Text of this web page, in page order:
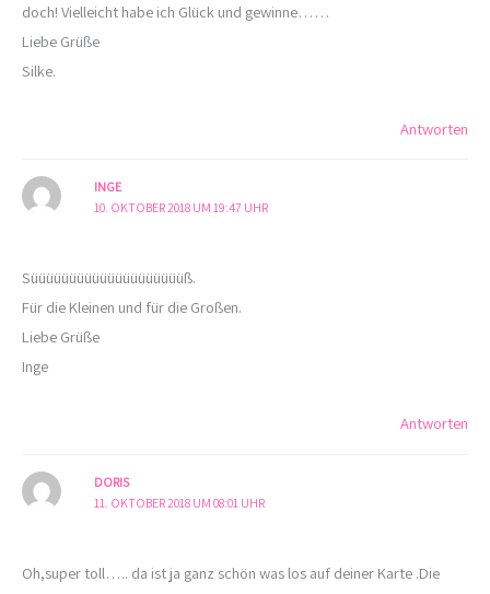
doch! Vielleicht habe ich Glück und gewinne……
Liebe Grüße
Silke.
Antworten
INGE
10. OKTOBER 2018 UM 19:47 UHR
Süüüüüüüüüüüüüüüüüüüüß.
Für die Kleinen und für die Großen.
Liebe Grüße
Inge
Antworten
DORIS
11. OKTOBER 2018 UM 08:01 UHR
Oh,super toll….. da ist ja ganz schön was los auf deiner Karte .Die